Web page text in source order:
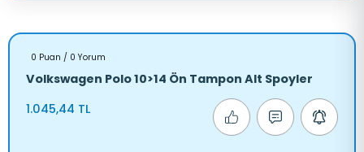
0 Puan / 0 Yorum
Volkswagen Polo 10>14 Ön Tampon Alt Spoyler
1.045,44 TL